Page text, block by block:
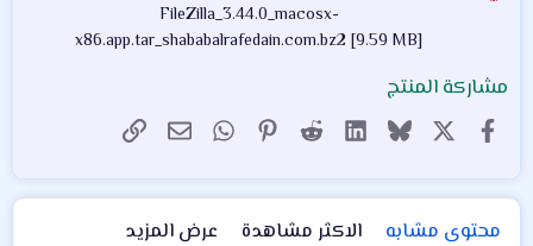
FileZilla_3.44.0_macosx-
x86.app.tar_shababalrafedain.com.bz2 [9.59 MB]
مشاركة المنتج
فيسبوك Bluesky
LinkedIn
Reddit
Pinterest
WhatsAppالبريد الإلكتروني
الرابط
محتوى مشابه الاكثر مشاهدة عرض المزيد